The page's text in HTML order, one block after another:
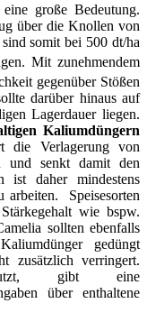
große Bedeutung.
über die Knollen von
somit bei 500 dt/ha
Mit zunehmendem
gegenüber Stößen
darüber hinaus auf
Lagerdauer liegen.
Kaliumdüngern
die Verlagerung von
und senkt damit den
ist daher mindestens
arbeiten. Speisesorten
wie bspw.
sollten ebenfalls
gedüngt
zusätzlich verringert.
gibt eine
über enthaltene